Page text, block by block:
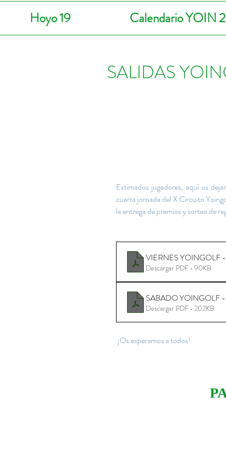
Hoyo 19 Calendario YOIN
SALIDAS
Estimados jugadores, aquí os
cuarta jornada del X Circuito
la entrega de premios y sorteo de
VIERNES YOINGOLF -
Descargar PDF • 90KB
SABADO YOINGOLF -
Descargar PDF • 202KB
¡Os esperamos a todos!